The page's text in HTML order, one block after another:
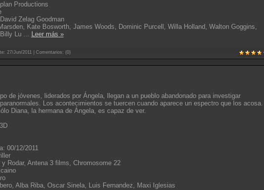
Productions
Zelag Goodman
Kate Bosworth, James Woods, Dominic Purcell, Willa Holland, Walton Goggins,
Lu ... Leer más »
27/Jun/2011 | Comentarios: (0)
de jóvenes, liderados por Ángela, llegan a un pueblo abandonado para investigar
Los acontecimientos se tuercen cuando aparece un espectro que los acosa.
Diana, la hermana de Ángela, es capaz de ver.
00/12/2011
y Rodar, Antena 3 films, Chromosome 22
Alba Riba, Oscar Sinela, Luis Fernandez, Maxi Iglesias